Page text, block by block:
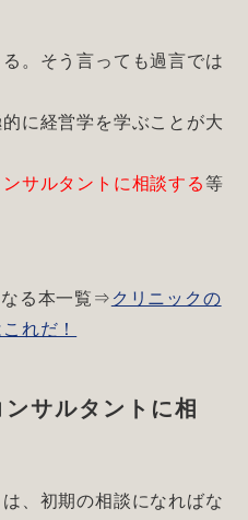
。そう言っても過言では
に経営学を学ぶことが大
サルタントに相談する 等
る本一覧⇒ クリニックの
れだ！
サルタントに相
、初期の相談になればな